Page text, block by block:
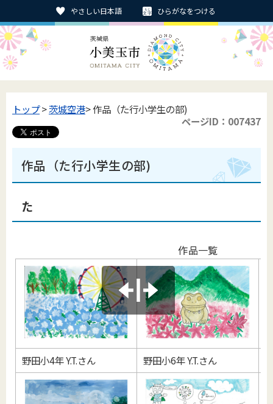
やさしい日本語 ひらがなをつける
トップ>茨城空港> 作品（た行小学生の部)
ページID：007437
作品（た行小学生の部)
た
作品一覧
野田小4年 Y.T.さん 野田小6年 Y.T.さん